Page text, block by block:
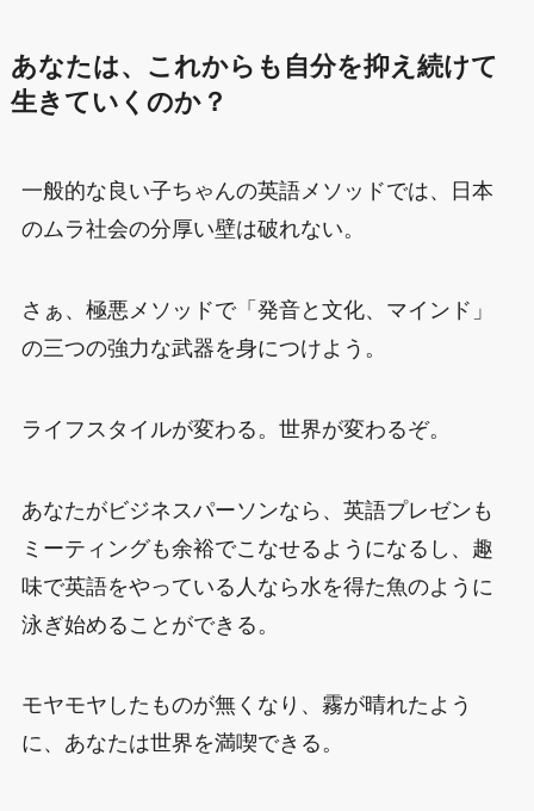
あなたは、これからも自分を抑え続けて
生きていくのか？
一般的な良い子ちゃんの英語メソッドでは、日本
のムラ社会の分厚い壁は破れない。
さぁ、極悪メソッドで「発音と文化、マインド」
の三つの強力な武器を身につけよう。
ライフスタイルが変わる。世界が変わるぞ。
あなたがビジネスパーソンなら、英語プレゼンも
ミーティングも余裕でこなせるようになるし、趣
味で英語をやっている人なら水を得た魚のように
泳ぎ始めることができる。
モヤモヤしたものが無くなり、霧が晴れたよう
に、あなたは世界を満喫できる。